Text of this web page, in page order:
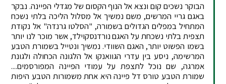
הבוקר נשכים קום ונצא אל הנוף הקסום של מגדלי הפיינה. נבקר
באגם גריי המרשים, משם נמשיך אל מסלול הליכה בלתי נשכח
המתחיל במפלים הגדולים בשמורה, "הסלטו גרנדה" אל נקודת
תצפית בלתי נשכחת על האגם נורדנסקוילד, אשר מוכר לנו יותר
בשמו הפשוט יותר, האגם השוודי. נמשיך ונטייל בשמורת הטבע
המרשימה, ניסע בין עדרי הגוואנקו אל הלגונה הכחולה ולגונת
אמרגה, שם נוכל לתצפת על עמודי הפיינה המפורסמים....
שמורת הטבע טורס דל פיינה היא אחת משמורות הטבע היפות